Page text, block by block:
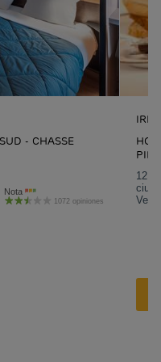
- CHASSE
Nota
1072 opiniones
12.6
Ver